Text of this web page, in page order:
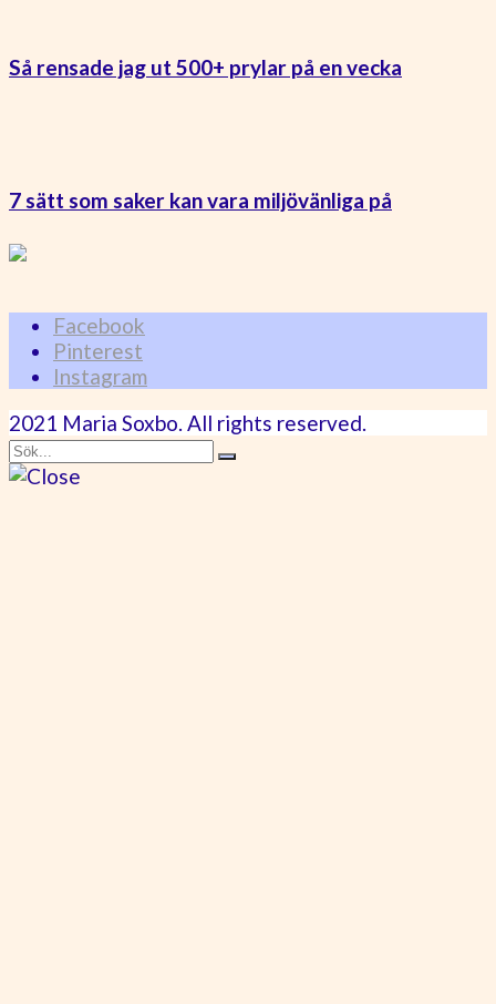
Så rensade jag ut 500+ prylar på en vecka
7 sätt som saker kan vara miljövänliga på
Facebook
Pinterest
Instagram
2021 Maria Soxbo. All rights reserved.